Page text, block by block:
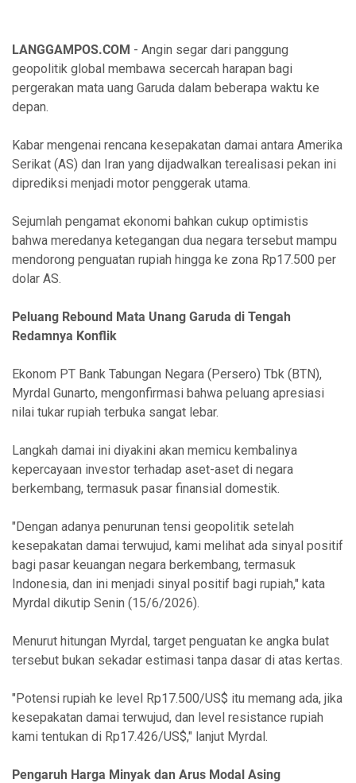
LANGGAMPOS.COM - Angin segar dari panggung
geopolitik global membawa secercah harapan bagi
pergerakan mata uang Garuda dalam beberapa waktu ke
depan.
Kabar mengenai rencana kesepakatan damai antara Amerika
Serikat (AS) dan Iran yang dijadwalkan terealisasi pekan ini
diprediksi menjadi motor penggerak utama.
Sejumlah pengamat ekonomi bahkan cukup optimistis
bahwa meredanya ketegangan dua negara tersebut mampu
mendorong penguatan rupiah hingga ke zona Rp17.500 per
dolar AS.
Peluang Rebound Mata Unang Garuda di Tengah
Redamnya Konflik
Ekonom PT Bank Tabungan Negara (Persero) Tbk (BTN),
Myrdal Gunarto, mengonfirmasi bahwa peluang apresiasi
nilai tukar rupiah terbuka sangat lebar.
Langkah damai ini diyakini akan memicu kembalinya
kepercayaan investor terhadap aset-aset di negara
berkembang, termasuk pasar finansial domestik.
"Dengan adanya penurunan tensi geopolitik setelah
kesepakatan damai terwujud, kami melihat ada sinyal positif
bagi pasar keuangan negara berkembang, termasuk
Indonesia, dan ini menjadi sinyal positif bagi rupiah," kata
Myrdal dikutip Senin (15/6/2026).
Menurut hitungan Myrdal, target penguatan ke angka bulat
tersebut bukan sekadar estimasi tanpa dasar di atas kertas.
"Potensi rupiah ke level Rp17.500/US$ itu memang ada, jika
kesepakatan damai terwujud, dan level resistance rupiah
kami tentukan di Rp17.426/US$," lanjut Myrdal.
Pengaruh Harga Minyak dan Arus Modal Asing